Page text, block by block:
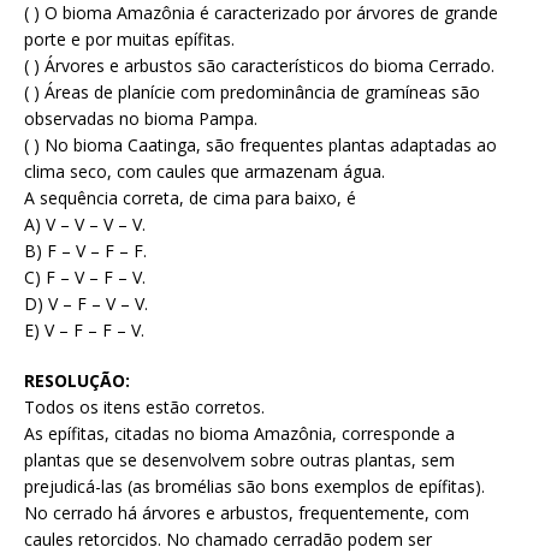
( ) O bioma Amazônia é caracterizado por árvores de grande
porte e por muitas epífitas.
( ) Árvores e arbustos são característicos do bioma Cerrado.
( ) Áreas de planície com predominância de gramíneas são
observadas no bioma Pampa.
( ) No bioma Caatinga, são frequentes plantas adaptadas ao
clima seco, com caules que armazenam água.
A sequência correta, de cima para baixo, é
A) V – V – V – V.
B) F – V – F – F.
C) F – V – F – V.
D) V – F – V – V.
E) V – F – F – V.
RESOLUÇÃO:
Todos os itens estão corretos.
As epífitas, citadas no bioma Amazônia, corresponde a
plantas que se desenvolvem sobre outras plantas, sem
prejudicá-las (as bromélias são bons exemplos de epífitas).
No cerrado há árvores e arbustos, frequentemente, com
caules retorcidos. No chamado cerradão podem ser